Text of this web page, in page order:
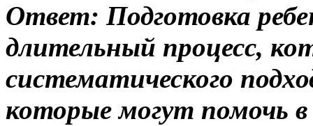
Ответ: Подготовка
длительный процесс,
систематического
которые могут помочь